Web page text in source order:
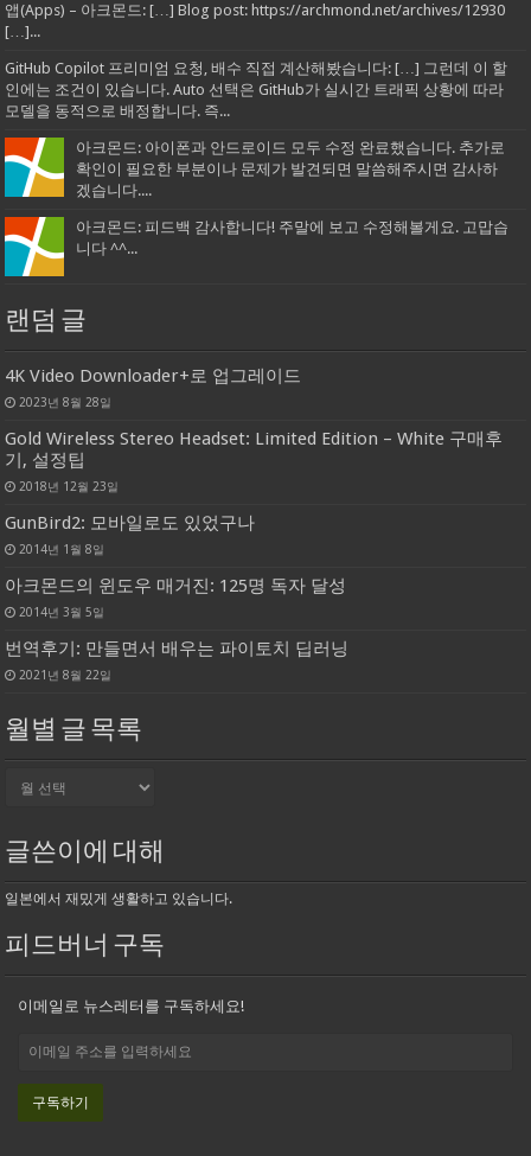
앱(Apps) – 아크몬드: […] Blog post: https://archmond.net/archives/12930
[…]...
GitHub Copilot 프리미엄 요청, 배수 직접 계산해봤습니다: […] 그런데 이 할
인에는 조건이 있습니다. Auto 선택은 GitHub가 실시간 트래픽 상황에 따라
모델을 동적으로 배정합니다. 즉...
아크몬드: 아이폰과 안드로이드 모두 수정 완료했습니다. 추가로
확인이 필요한 부분이나 문제가 발견되면 말씀해주시면 감사하
겠습니다....
아크몬드: 피드백 감사합니다! 주말에 보고 수정해볼게요. 고맙습
니다 ^^...
랜덤 글
4K Video Downloader+로 업그레이드
2023년 8월 28일
Gold Wireless Stereo Headset: Limited Edition – White 구매후
기, 설정팁
2018년 12월 23일
GunBird2: 모바일로도 있었구나
2014년 1월 8일
아크몬드의 윈도우 매거진: 125명 독자 달성
2014년 3월 5일
번역후기: 만들면서 배우는 파이토치 딥러닝
2021년 8월 22일
월별 글 목록
목
록
글쓴이에 대해
일본에서 재밌게 생활하고 있습니다.
피드버너 구독
이메일로 뉴스레터를 구독하세요!